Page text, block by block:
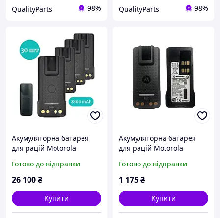
QualityParts 98% QualityParts 98%
Акумуляторна батарея
для рацій Motorola
mAh), type-c - 30 шт.
Готово до відправки
26 100₴
Купити
Акумуляторна батарея
для рацій Motorola
mAh), type-c
Готово до відправки
1 175₴
Купити